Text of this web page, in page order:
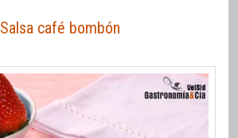
Salsa café bombón